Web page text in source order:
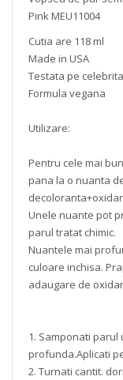
Pink MEU11004
Cutia are 118 ml
Made in USA
Testata pe
Formula vegana
Utilizare:
Pentru cele mai
pana la o nuanta
Unele nuante pot
parul tratat chimic.
Nuantele mai
culoare inchisa.
adaugare de
1. Samponati
profunda.Aplicati
2. Turnati cantit.